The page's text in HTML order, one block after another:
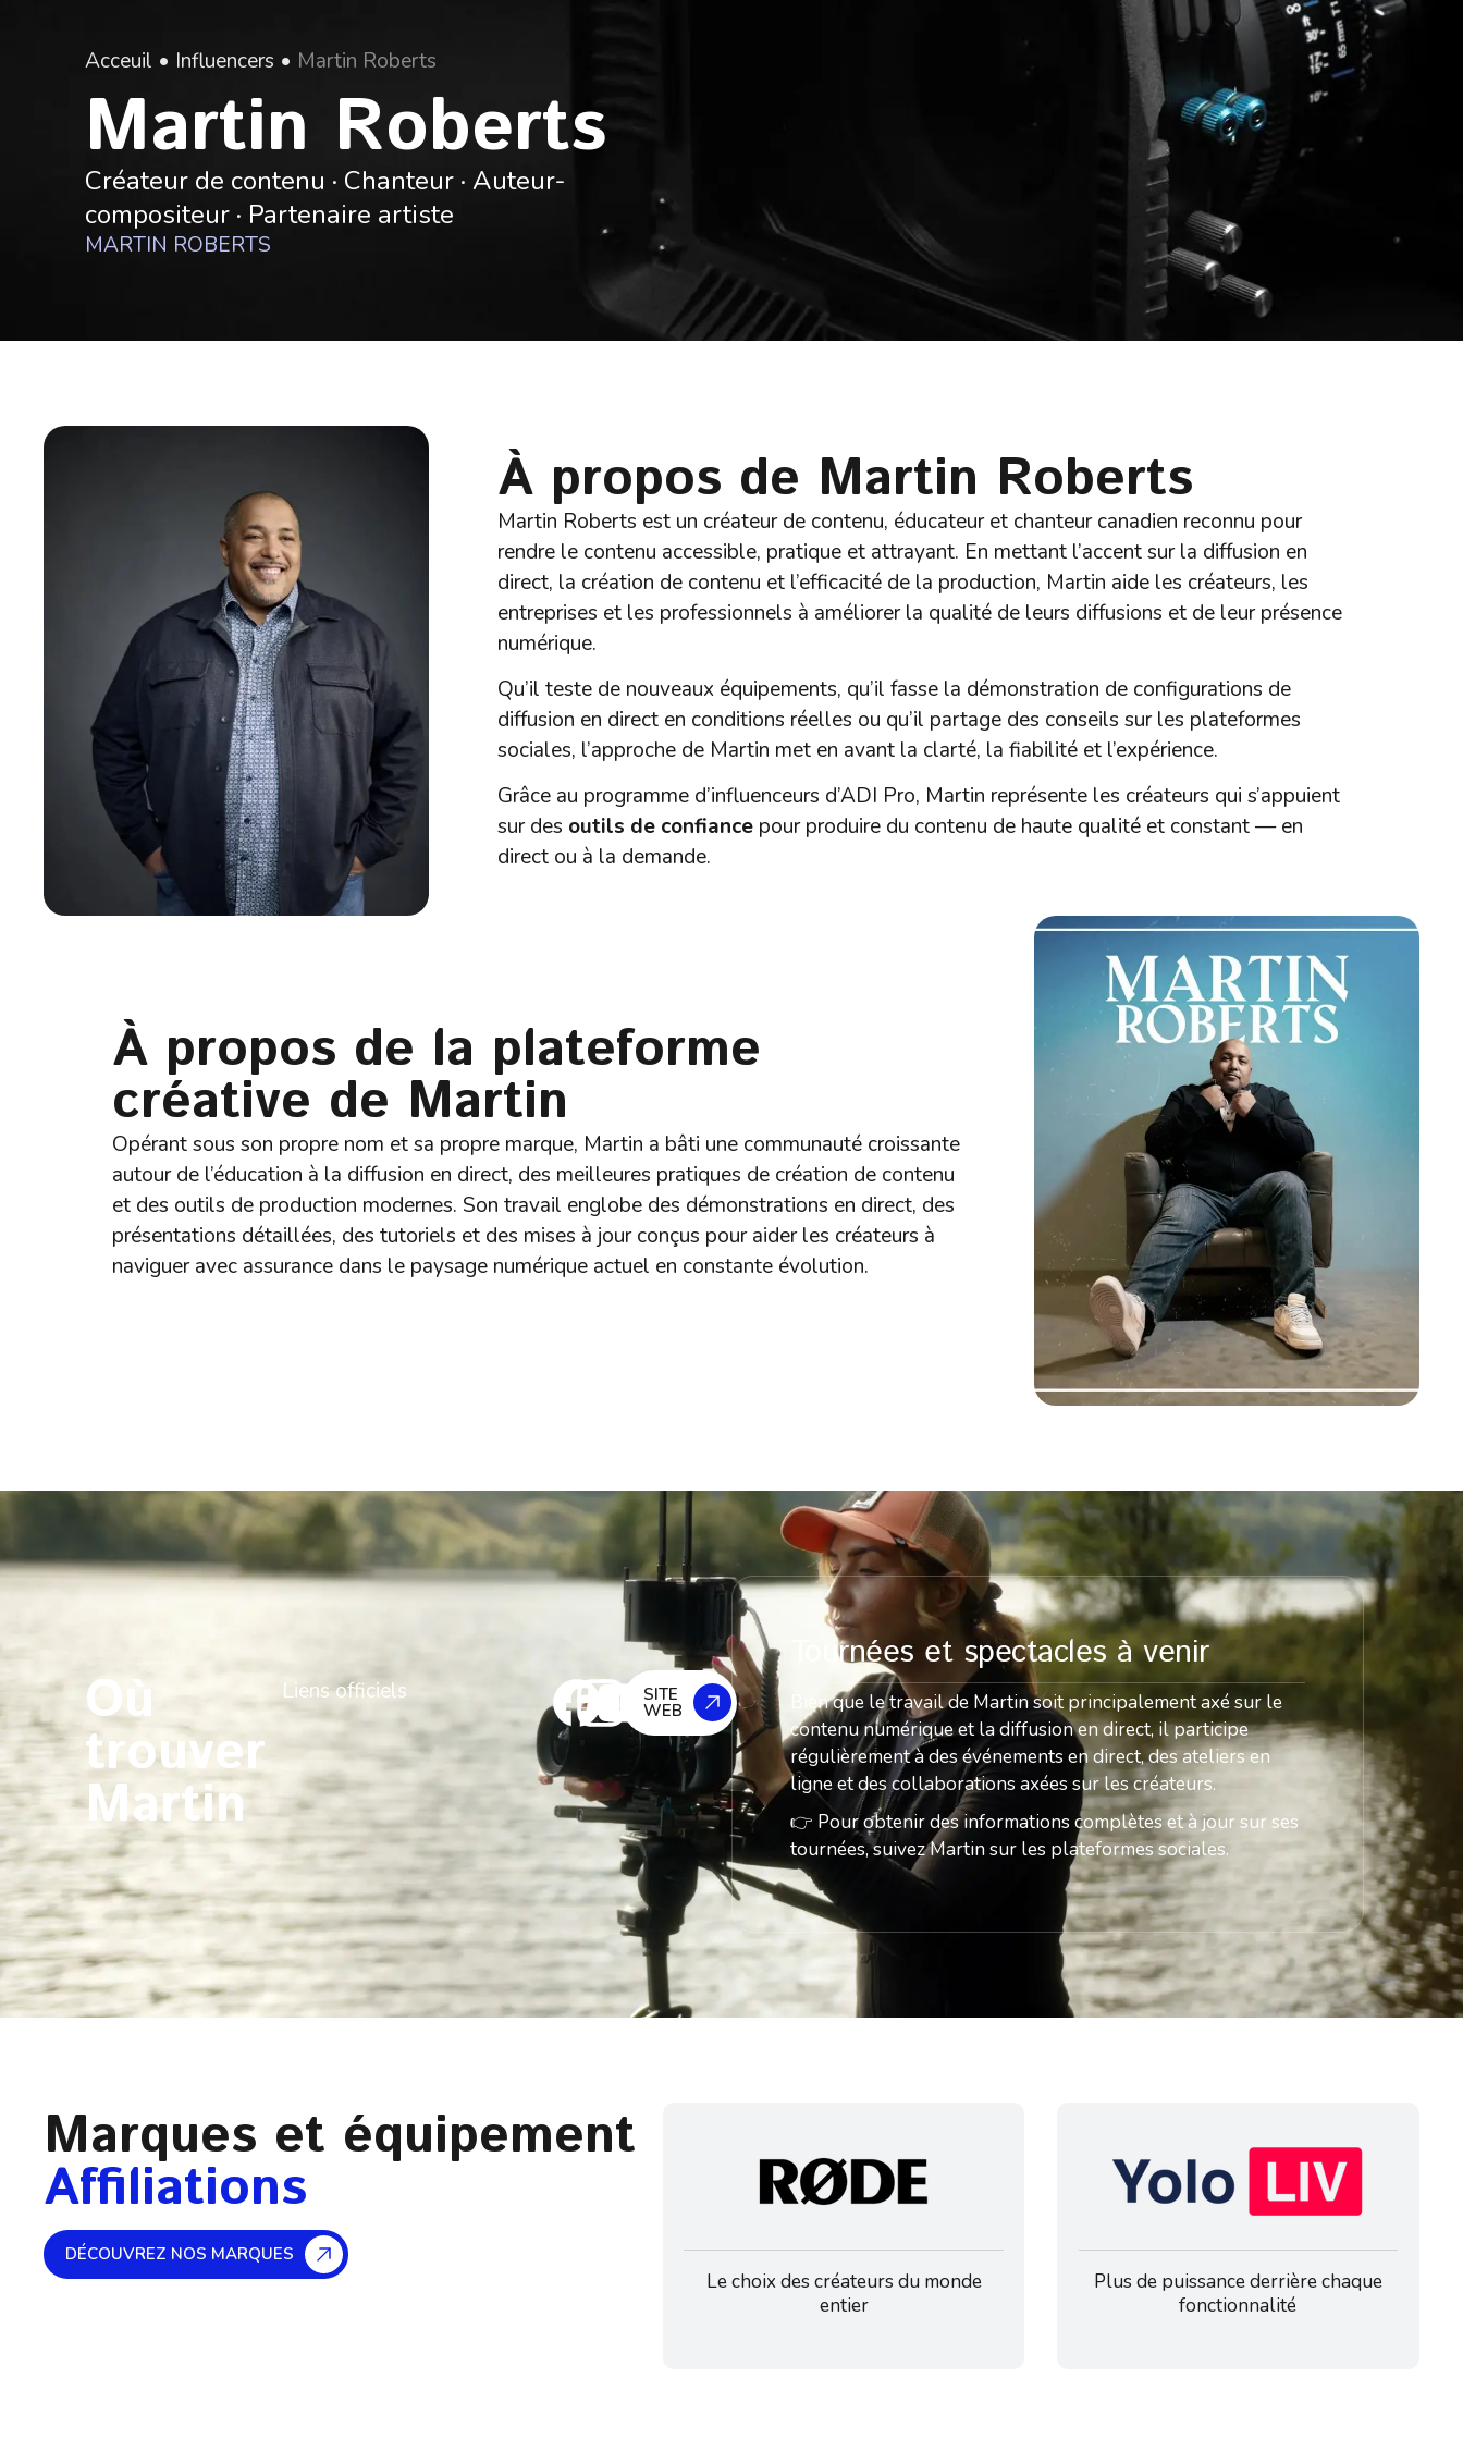
Acceuil • Influencers • Martin Roberts
Martin Roberts
Créateur de contenu · Chanteur · Auteur-
compositeur · Partenaire artiste
MARTIN ROBERTS
À propos de Martin Roberts
Martin Roberts est un créateur de contenu, éducateur et chanteur canadien reconnu pour
rendre le contenu accessible, pratique et attrayant. En mettant l’accent sur la diffusion en
direct, la création de contenu et l’efficacité de la production, Martin aide les créateurs, les
entreprises et les professionnels à améliorer la qualité de leurs diffusions et de leur présence
numérique.
Qu’il teste de nouveaux équipements, qu’il fasse la démonstration de configurations de
diffusion en direct en conditions réelles ou qu’il partage des conseils sur les plateformes
sociales, l’approche de Martin met en avant la clarté, la fiabilité et l’expérience.
Grâce au programme d’influenceurs d’ADI Pro, Martin représente les créateurs qui s’appuient
sur des outils de confiance pour produire du contenu de haute qualité et constant — en
direct ou à la demande.
À propos de la plateforme
créative de Martin
Opérant sous son propre nom et sa propre marque, Martin a bâti une communauté croissante
autour de l’éducation à la diffusion en direct, des meilleures pratiques de création de contenu
et des outils de production modernes. Son travail englobe des démonstrations en direct, des
présentations détaillées, des tutoriels et des mises à jour conçus pour aider les créateurs à
naviguer avec assurance dans le paysage numérique actuel en constante évolution.
Où
trouver
Martin
Liens officiels SITE
WEB
Tournées et spectacles à venir
Bien que le travail de Martin soit principalement axé sur le
contenu numérique et la diffusion en direct, il participe
régulièrement à des événements en direct, des ateliers en
ligne et des collaborations axées sur les créateurs.
👉 Pour obtenir des informations complètes et à jour sur ses
tournées, suivez Martin sur les plateformes sociales.
Marques et équipement
Affiliations
DÉCOUVREZ NOS MARQUES
Le choix des créateurs du monde
entier
Plus de puissance derrière chaque
fonctionnalité